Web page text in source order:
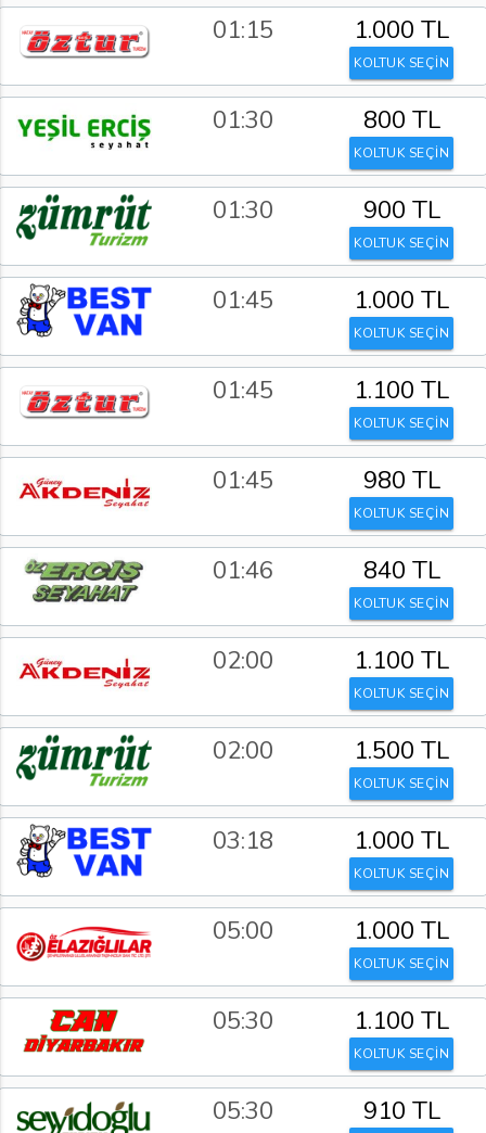
01:15 1.000 TL
KOLTUK SEÇİN
01:30 800 TL
KOLTUK SEÇİN
01:30 900 TL
KOLTUK SEÇİN
01:45 1.000 TL
KOLTUK SEÇİN
01:45 1.100 TL
KOLTUK SEÇİN
01:45 980 TL
KOLTUK SEÇİN
01:46 840 TL
KOLTUK SEÇİN
02:00 1.100 TL
KOLTUK SEÇİN
02:00 1.500 TL
KOLTUK SEÇİN
03:18 1.000 TL
KOLTUK SEÇİN
05:00 1.000 TL
KOLTUK SEÇİN
05:30 1.100 TL
KOLTUK SEÇİN
05:30 910 TL